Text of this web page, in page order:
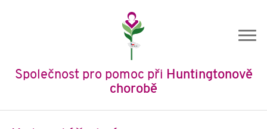
Společnost pro pomoc při Huntingtonově
chorobě